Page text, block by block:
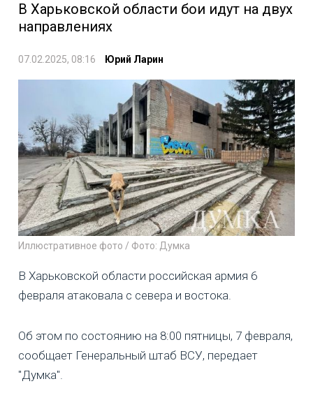
В Харьковской области бои идут на двух
направлениях
07.02.2025, 08:16 Юрий Ларин
Иллюстративное фото / Фото: Думка
В Харьковской области российская армия 6
февраля атаковала с севера и востока.
Об этом по состоянию на 8:00 пятницы, 7 февраля,
сообщает Генеральный штаб ВСУ, передает
"Думка".